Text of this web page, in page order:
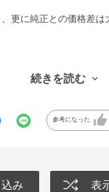
更に純正との価格差
ったりは、さることな
ころでなく、感動の定
なり安心できるおつく
続きを読む
参考になった
み 表